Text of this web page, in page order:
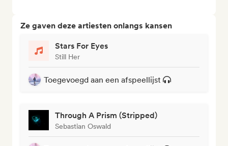
Ze gaven deze artiesten onlangs kansen
Stars For Eyes
Still Her
Toegevoegd aan een afspeellijst
Through A Prism (Stripped)
Sebastian Oswald